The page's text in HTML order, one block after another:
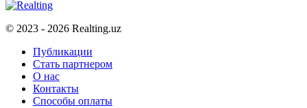
© 2023 - 2026 Realting.uz
Публикации
Стать партнером
О нас
Контакты
Способы оплаты